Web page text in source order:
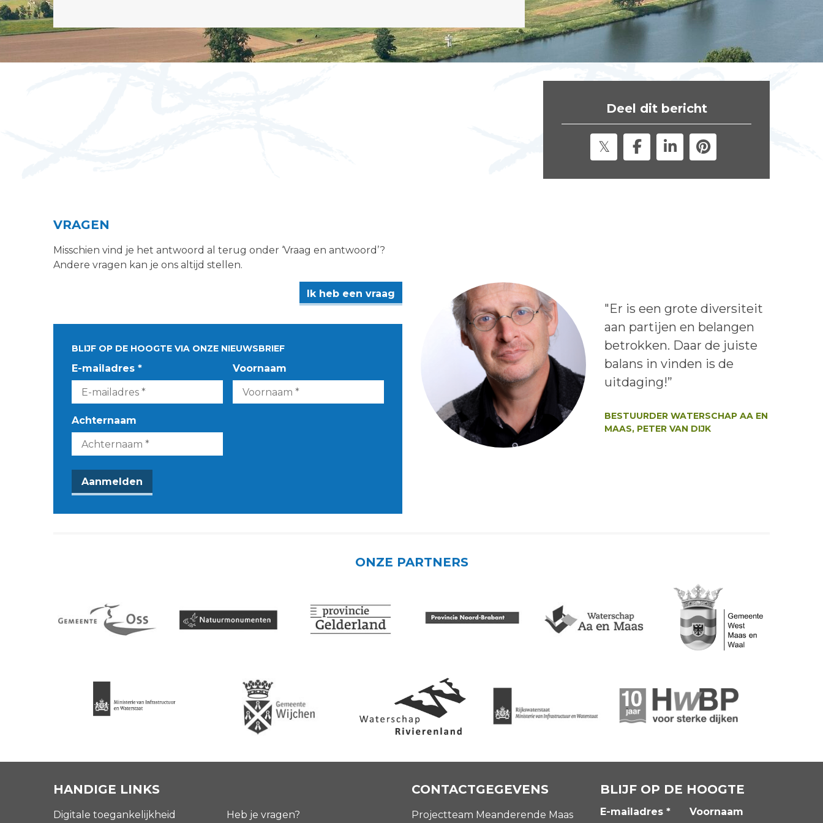
Deel dit bericht
VRAGEN
Misschien vind je het antwoord al terug onder ‘Vraag en antwoord’?
Andere vragen kan je ons altijd stellen.
Ik heb een vraag
BLIJF OP DE HOOGTE VIA ONZE NIEUWSBRIEF
E-mailadres * Voornaam
Achternaam
Lees het bericht:
"Er is een grote diversiteit
aan partijen en belangen
betrokken. Daar de juiste
balans in vinden is de
uitdaging!”
BESTUURDER WATERSCHAP AA EN
MAAS, PETER VAN DIJK
ONZE PARTNERS
HANDIGE LINKS
Digitale toegankelijkheid Heb je vragen?
CONTACTGEGEVENS
Projectteam Meanderende Maas
BLIJF OP DE HOOGTE
E-mailadres * Voornaam